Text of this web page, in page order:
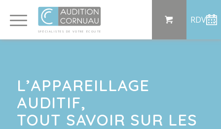
SP ÉCI AL I S TE S DE VO TRE ÉC OU TE
RDV
L’APPAREILLAGE
AUDITIF,
TOUT SAVOIR SUR LES
Panneau de gestion des cookies